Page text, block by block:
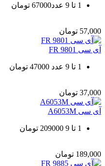
1 تا 9 عدد67000 تومان
57,000 تومان
آی سی FR 9801
1 تا 9 عدد 47000 تومان
37,000 تومان
آی سی A6053M
1 تا 9 209000 تومان
189,000 تومان